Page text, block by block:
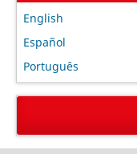
English
Español
Português